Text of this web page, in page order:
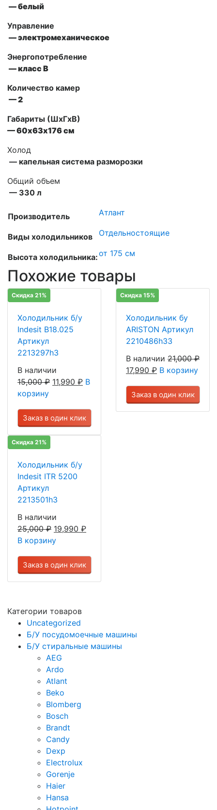
— белый
Управление
— электромеханическое
Энергопотребление
— класс В
Количество камер
— 2
Габариты (ШxГxВ)
— 60х63х176 см
Холод
— капельная система разморозки
Общий объем
— 330 л
Производитель Атлант
Виды холодильников Отдельностоящие
Высота холодильника:от 175 см
Похожие товары
Скидка 21%
Холодильник б/у
Indesit B18.025
Артикул
2213297h3
В наличии
15,000₽ 11,990 ₽ В
корзину
Заказ в один клик
Скидка 15%
Холодильник бу
ARISTON Артикул
2210486h33
В наличии 21,000₽
17,990 ₽ В корзину
Заказ в один клик
Скидка 21%
Холодильник б/у
Indesit ITR 5200
Артикул
2213501h3
В наличии
25,000₽ 19,990 ₽
В корзину
Заказ в один клик
Категории товаров
Uncategorized
Б/У посудомоечные машины
Б/У стиральные машины
AEG
Ardo
Atlant
Beko
Blomberg
Bosch
Brandt
Candy
Dexp
Electrolux
Gorenje
Haier
Hansa